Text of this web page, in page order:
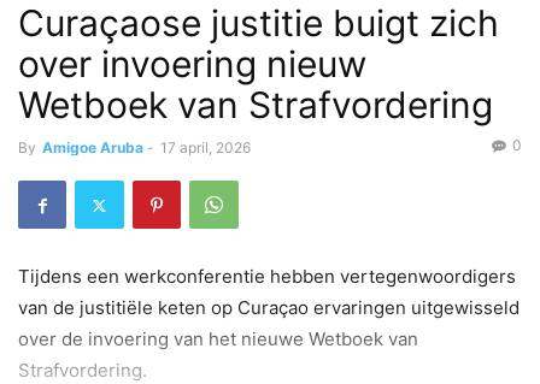
Curaçaose justitie buigt zich
over invoering nieuw
Wetboek van Strafvordering
By Amigoe Aruba - 17 april, 2026 0
Tijdens een werkconferentie hebben vertegenwoordigers
van de justitiële keten op Curaçao ervaringen uitgewisseld
over de invoering van het nieuwe Wetboek van
Strafvordering.